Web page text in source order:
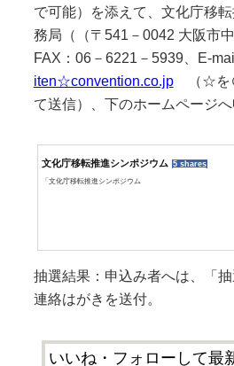
で可能）を添えて、文化庁移
務局（（〒541－0042 大阪市
FAX：06－6221－5939、
iten☆convention.co.jp（☆を＠
て送信）、下のホームページへ
文化庁移転推進シンポジウム 5 shares
「文化庁移転推進シンポジウム
抽選結果：申込み者へは、「
連絡はがきを送付。
いいね・フォローして最